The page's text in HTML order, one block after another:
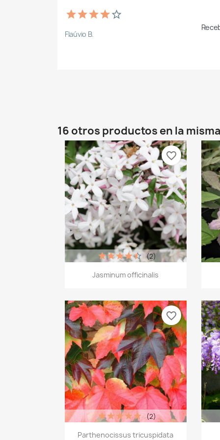
Flaúvio B.
16 otros productos en la
Vista rápida
Jasminum officinalis
(2)
favorite_border
Vista rápida
Parthenocissus tricuspidata
(2)
favorite_border